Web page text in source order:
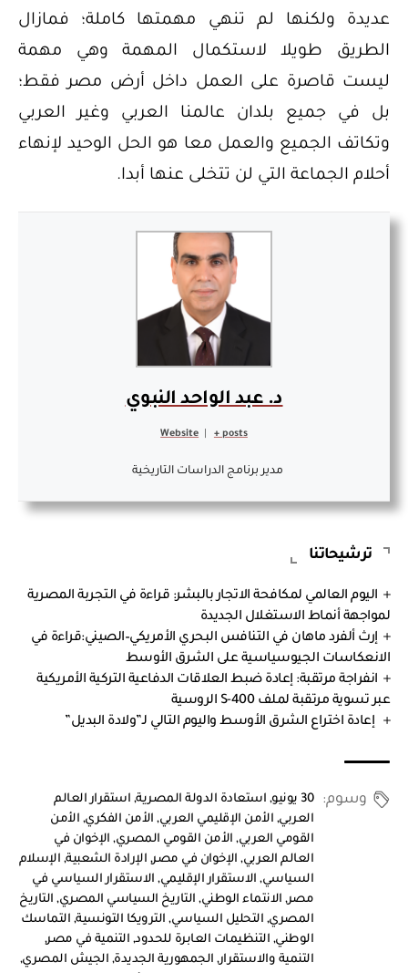
عديدة ولكنها لم تنهي مهمتها كاملة؛ فمازال
الطريق طويلا لاستكمال المهمة وهي مهمة
ليست قاصرة على العمل داخل أرض مصر فقط؛
بل في جميع بلدان عالمنا العربي وغير العربي
وتكاتف الجميع والعمل معا هو الحل الوحيد لإنهاء
أحلام الجماعة التي لن تتخلى عنها أبدا.
د. عبد الواحد النبوي
Website | + posts
مدير برنامج الدراسات التاريخية
ترشيحاتنا
اليوم العالمي لمكافحة الاتجار بالبشر: قراءة في التجربة المصرية
لمواجهة أنماط الاستغلال الجديدة
إرث ألفرد ماهان في التنافس البحري الأمريكي–الصيني:قراءة في
الانعكاسات الجيوسياسية على الشرق الأوسط
انفراجة مرتقبة: إعادة ضبط العلاقات الدفاعية التركية الأمريكية
عبر تسوية مرتقبة لملف S-400 الروسية
إعادة اختراع الشرق الأوسط واليوم التالي لـ”ولادة البديل”
وسوم: 30 يونيو ,استعادة الدولة المصرية,استقرار العالم
العربي,الأمن الإقليمي العربي,الأمن الفكري,الأمن
القومي العربي,الأمن القومي المصري,الإخوان في
العالم العربي,الإخوان في مصر,الإرادة الشعبية,الإسلام
السياسي,الاستقرار الإقليمي,الاستقرار السياسي في
مصر,الانتماء الوطني,التاريخ السياسي المصري,التاريخ
المصري,التحليل السياسي,الترويكا التونسية,التماسك
الوطني,التنظيمات العابرة للحدود,التنمية في مصر,
التنمية والاستقرار,الجمهورية الجديدة,الجيش المصري,